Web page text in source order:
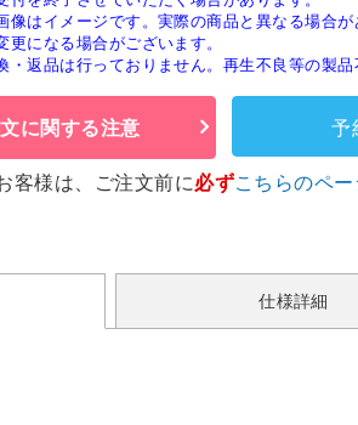
はイメージです。実際の商品と異なる場合が
になる場合がございます。
返品は行っておりません。再生不良等の製
に関する注意 予
客様は、ご注文前に必ずこちらのペー
仕様詳細